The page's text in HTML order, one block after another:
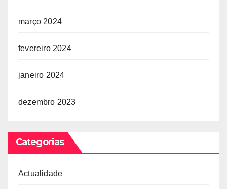
março 2024
fevereiro 2024
janeiro 2024
dezembro 2023
Categorias
Actualidade